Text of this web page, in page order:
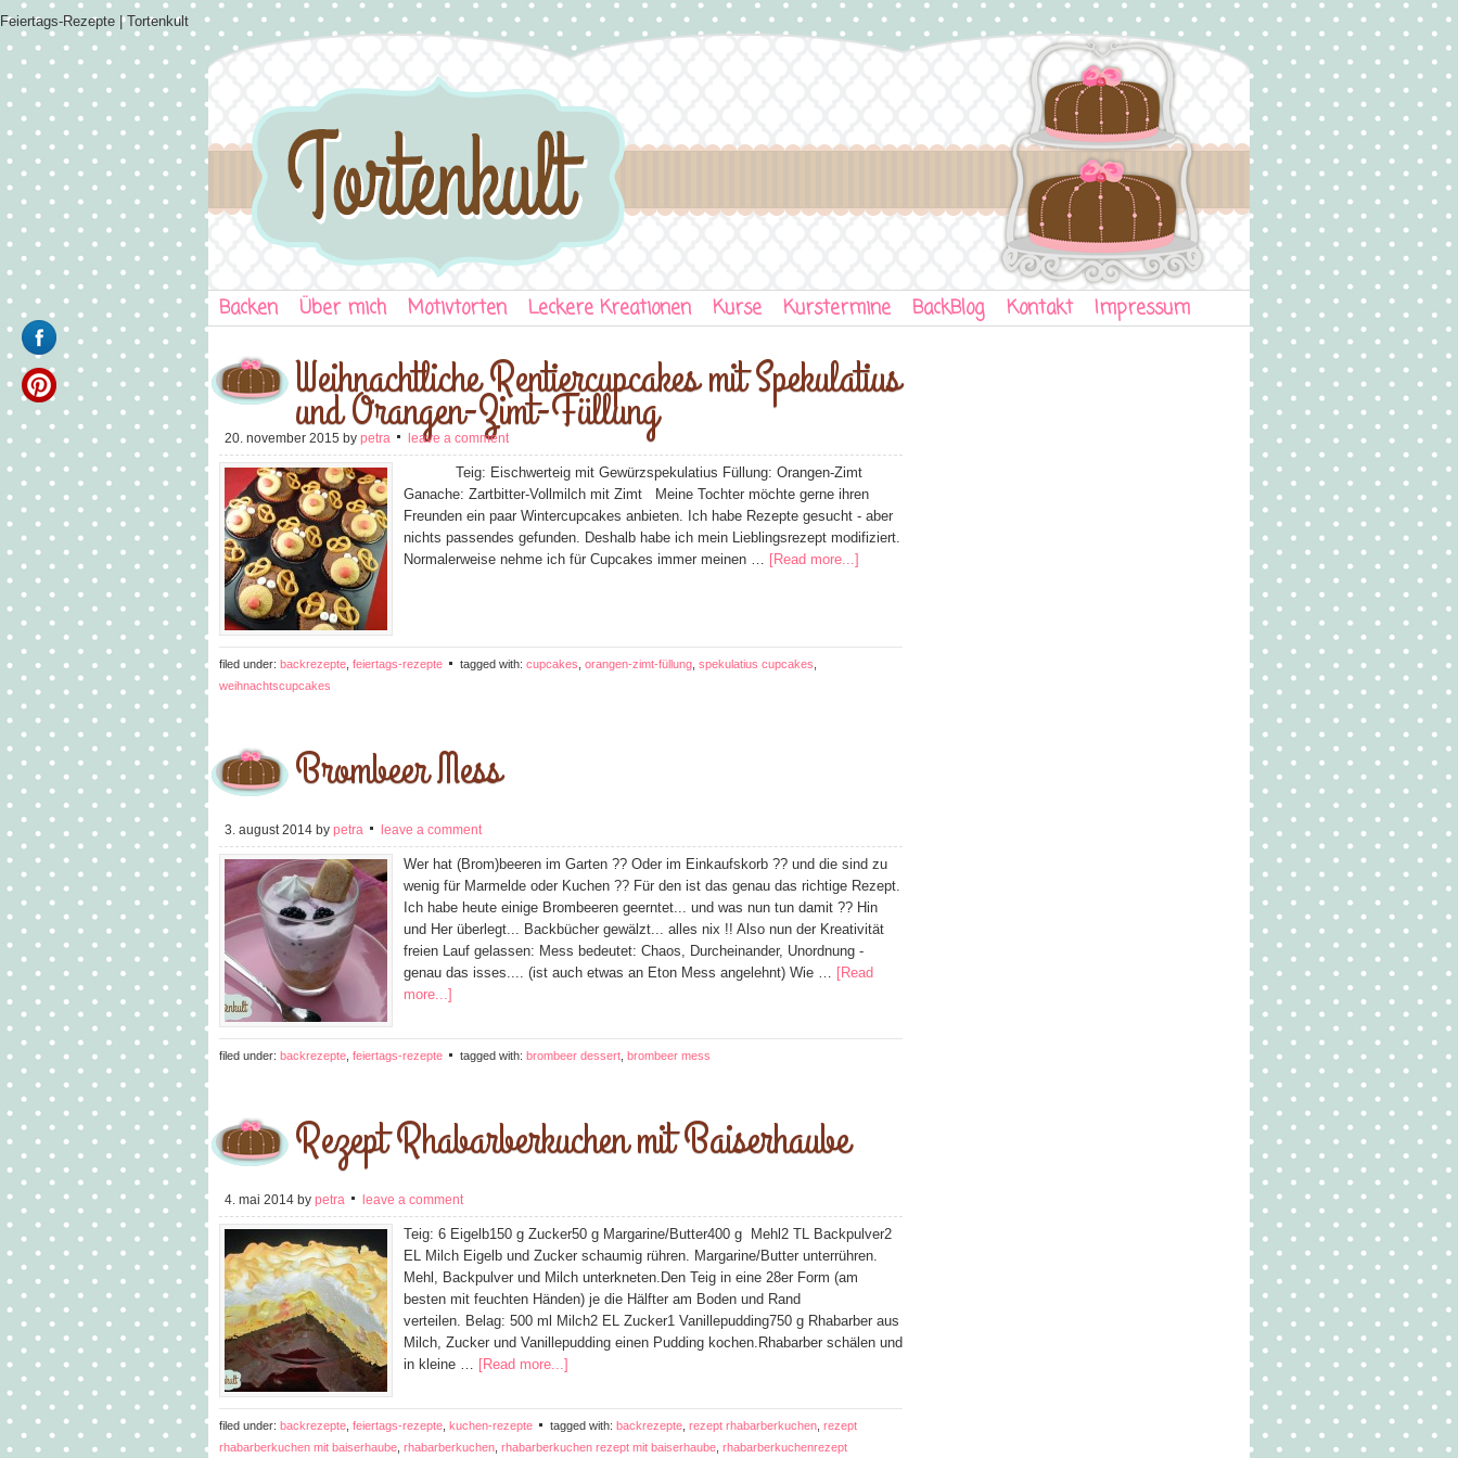
Feiertags-Rezepte | Tortenkult
Backen Über mich Motivtorten Leckere Kreationen Kurse Kurstermine BackBlog Kontakt Impressum
Weihnachtliche Rentiercupcakes mit Spekulatius
und Orangen-Zimt-Füllung
20. november 2015 by petra leave a comment
Teig: Eischwerteig mit Gewürzspekulatius Füllung: Orangen-Zimt
Ganache: Zartbitter-Vollmilch mit Zimt Meine Tochter möchte gerne ihren
Freunden ein paar Wintercupcakes anbieten. Ich habe Rezepte gesucht - aber
nichts passendes gefunden. Deshalb habe ich mein Lieblingsrezept modifiziert.
Normalerweise nehme ich für Cupcakes immer meinen … [Read more...]
filed under: backrezepte feiertags-rezepte tagged with: cupcakes orangen-zimt-füllung spekulatius cupcakes
weihnachtscupcakes
Brombeer Mess
3. august 2014 by petra leave a comment
Wer hat (Brom)beeren im Garten ?? Oder im Einkaufskorb ?? und die sind zu
wenig für Marmelde oder Kuchen ?? Für den ist das genau das richtige Rezept.
Ich habe heute einige Brombeeren geerntet... und was nun tun damit ?? Hin
und Her überlegt... Backbücher gewälzt... alles nix !! Also nun der Kreativität
freien Lauf gelassen: Mess bedeutet: Chaos, Durcheinander, Unordnung -
genau das isses.... (ist auch etwas an Eton Mess angelehnt) Wie … [Read
more...]
filed under: backrezepte feiertags-rezepte tagged with: brombeer dessert brombeer mess
Rezept Rhabarberkuchen mit Baiserhaube
4. mai 2014 by petra leave a comment
Teig: 6 Eigelb150 g Zucker50 g Margarine/Butter400 g Mehl2 TL Backpulver2
EL Milch Eigelb und Zucker schaumig rühren. Margarine/Butter unterrühren.
Mehl, Backpulver und Milch unterkneten.Den Teig in eine 28er Form (am
besten mit feuchten Händen) je die Hälfter am Boden und Rand
verteilen. Belag: 500 ml Milch2 EL Zucker1 Vanillepudding750 g Rhabarber aus
Milch, Zucker und Vanillepudding einen Pudding kochen.Rhabarber schälen und
in kleine … [Read more...]
filed under: backrezepte feiertags-rezepte kuchen-rezepte tagged with: backrezepte rezept rhabarberkuchen rezept
rhabarberkuchen mit baiserhaube rhabarberkuchen rhabarberkuchen rezept mit baiserhaube rhabarberkuchenrezept